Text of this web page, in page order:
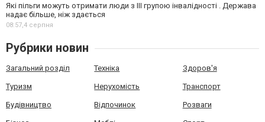
Які пільги можуть отримати люди з III групою інвалідності . Держава
надає більше, ніж здається
08:57,4 серпня
Рубрики новин
Загальний розділ Техніка Здоров'я
Туризм Нерухомість Транспорт
Будівництво Відпочинок Розваги